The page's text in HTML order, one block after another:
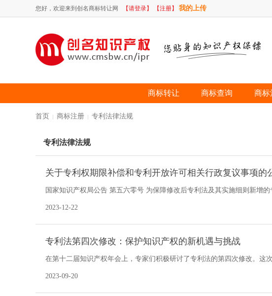
您好，欢迎来到创名商标转让网 【请登录】 【注册】 我的上传
商标转让 商标查询 商标
首页 | 商标注册 | 专利法律法规
专利法律法规
关于专利权期限补偿和专利开放许可相关行政复议事项的
国家知识产权局公告 第五六零号 为保障修改后专利法及其实施细则新增
2023-12-22
专利法第四次修改：保护知识产权的新机遇与挑战
在第十二届知识产权年会上，专家们积极研讨了专利法的第四次修改。这
2023-09-20